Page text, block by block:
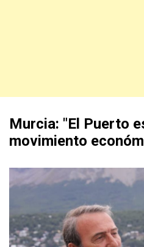
Murcia: "El Puerto
movimiento